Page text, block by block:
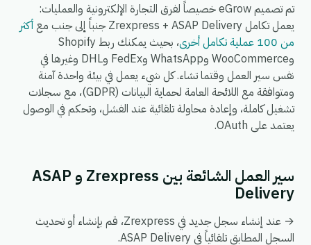
تم تصميم eGrow خصيصاً لفرق التجارة الإلكترونية والعمليات:
يعمل تكامل Zrexpress + ASAP Delivery جنباً إلى جنب مع
أكثر
من 100 عملية تكامل أخرى
، بحيث يمكنك ربط Shopify
وWooCommerce وWhatsApp وFedEx وDHL وغيرها في
نفس سير العمل وقتما تشاء. كل شيء يعمل في بيئة واحدة آمنة
ومتوافقة مع اللائحة العامة لحماية البيانات (GDPR)، مع سجلات
تشغيل كاملة، وإعادة محاولة تلقائية عند الفشل، وتحكم في الوصول
يعتمد على OAuth.
سير العمل الشائعة بين Zrexpress و ASAP
Delivery
→ عند إنشاء سجل جديد في Zrexpress، قم بإنشاء أو تحديث
السجل المطابق تلقائياً في ASAP Delivery.